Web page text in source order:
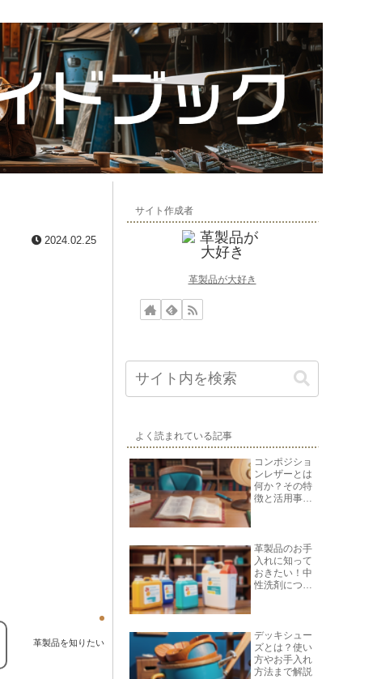
2024.02.25
革製品を知りたい
サイト作成者
革製品が大好き
よく読まれている記事
コンポジショ
ンレザーとは
何か？その特
徴と活用事例
革製品のお手
入れに知って
おきたい！中
性洗剤につい
デッキシュー
ズとは？使い
方やお手入れ
方法まで解説